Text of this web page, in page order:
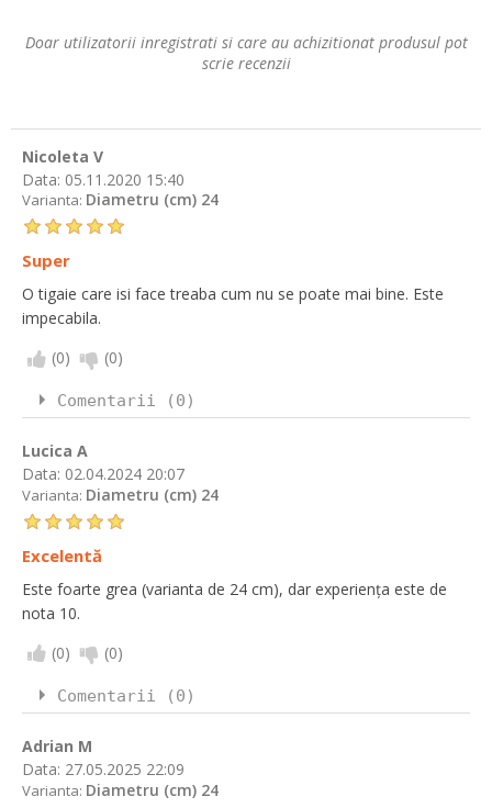
Doar utilizatorii inregistrati si care au achizitionat produsul pot
scrie recenzii
Nicoleta V
Data: 05.11.2020 15:40
Varianta: Diametru (cm) 24
Super
O tigaie care isi face treaba cum nu se poate mai bine. Este
impecabila.
(0) (0)
Comentarii (0)
Lucica A
Data: 02.04.2024 20:07
Varianta: Diametru (cm) 24
Excelentă
Este foarte grea (varianta de 24 cm), dar experiența este de
nota 10.
(0) (0)
Comentarii (0)
Adrian M
Data: 27.05.2025 22:09
Varianta: Diametru (cm) 24